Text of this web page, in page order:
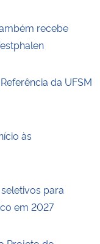
recebe
da UFSM
às
para
em 2027